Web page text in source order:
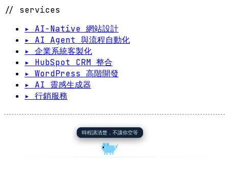
// services
▸ AI-Native 網站設計
▸ AI Agent 與流程自動化
▸ 企業系統客製化
▸ HubSpot CRM 整合
▸ WordPress 高階開發
▸ AI 靈感生成器
▸ 行銷服務
時程講清楚，不讓你空等